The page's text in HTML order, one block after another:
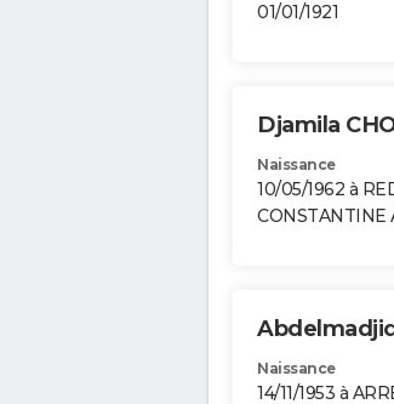
01/01/1921
Djamila
Naissance
10/05/1962 à
CONSTANTINE
Naissance
14/11/1953 à